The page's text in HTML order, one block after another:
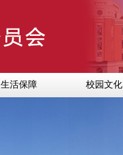
生活保障 校园文化